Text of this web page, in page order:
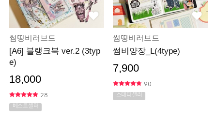
썸띵비러브드
[A6] 블랭크북 ver.2 (3typ
e)
18,000
28
베스트셀러
썸띵비러브드
썸비양장_L(4type)
7,900
90
스테디셀러